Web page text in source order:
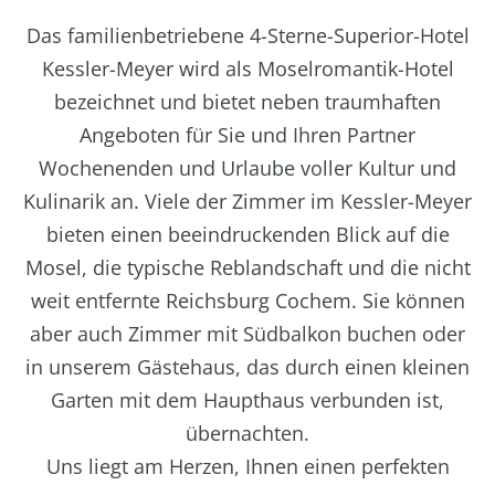
Das familienbetriebene 4-Sterne-Superior-Hotel
Kessler-Meyer wird als Moselromantik-Hotel
bezeichnet und bietet neben traumhaften
Angeboten für Sie und Ihren Partner
Wochenenden und Urlaube voller Kultur und
Kulinarik an. Viele der Zimmer im Kessler-Meyer
bieten einen beeindruckenden Blick auf die
Mosel, die typische Reblandschaft und die nicht
weit entfernte Reichsburg Cochem. Sie können
aber auch Zimmer mit Südbalkon buchen oder
in unserem Gästehaus, das durch einen kleinen
Garten mit dem Haupthaus verbunden ist,
übernachten.
Uns liegt am Herzen, Ihnen einen perfekten